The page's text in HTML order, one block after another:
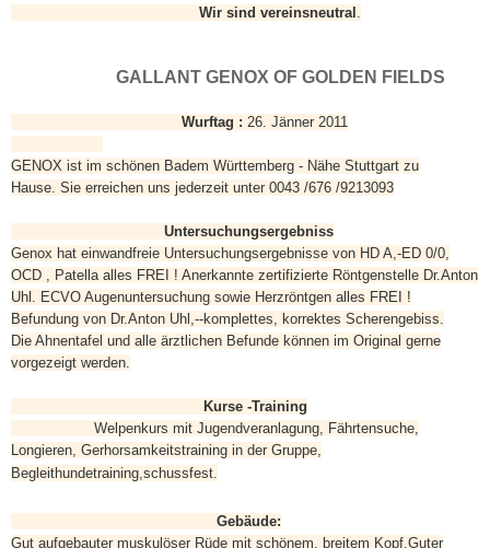
Wir sind vereinsneutral
GALLANT GENOX OF GOLDEN FIELDS
Wurftag : 26. Jänner 2011
GENOX ist im schönen Badem Württemberg - Nähe Stuttgart zu
Hause. Sie erreichen uns jederzeit unter 0043 /676 /9213093
Untersuchungsergebniss
Genox hat einwandfreie Untersuchungsergebnisse von HD A,-ED 0/0,
OCD , Patella alles FREI ! Anerkannte zertifizierte Röntgenstelle Dr.Anton
Uhl.
ECVO Augenuntersuchung sowie Herzröntgen alles FREI !
Befundung von Dr.Anton Uhl,--komplettes, korrektes Scherengebiss.
Die Ahnentafel und alle ärztlichen Befunde können im Original gerne
vorgezeigt werden.
Kurse -Training
Welpenkurs mit Jugendveranlagung, Fährtensuche,
Longieren, Gerhorsamkeitstraining in der Gruppe,
Begleithundetraining,schussfest.
Gebäude:
Gut aufgebauter muskulöser Rüde mit schönem, breitem Kopf.Guter